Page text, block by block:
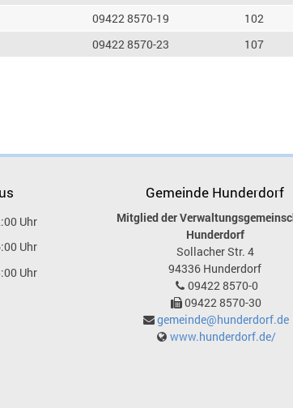
09422 8570-19 102
09422 8570-23 107
Uhr
Uhr
Uhr
Gemeinde Hunderdorf
Mitglied der
Hunderdorf
Sollacher Str. 4
94336 Hunderdorf
09422 8570-0
09422 8570-30
gemeinde@hunderdorf.de
www.hunderdorf.de/